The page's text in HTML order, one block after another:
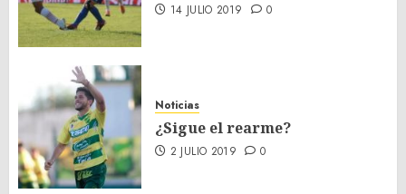
14 JULIO 2019 0
Noticias
¿Sigue el rearme?
2 JULIO 2019 0